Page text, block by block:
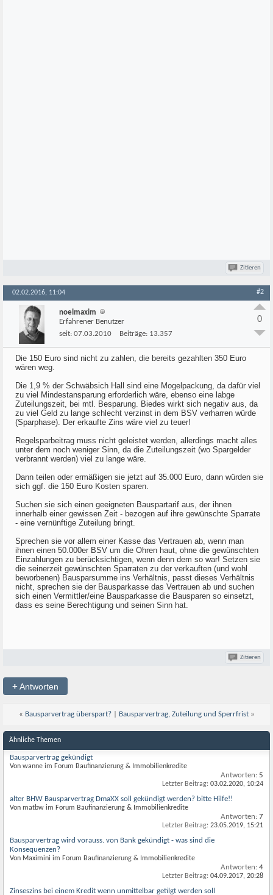
Zitieren
02.02.2016, 11:04 #2
noelmaxim
Erfahrener Benutzer
seit: 07.03.2010 Beiträge: 13.357
0
Die 150 Euro sind nicht zu zahlen, die bereits gezahlten 350 Euro
wären weg.
Die 1,9 % der Schwäbsich Hall sind eine Mogelpackung, da dafür viel
zu viel Mindestansparung erforderlich wäre, ebenso eine labge
Zuteilungszeit, bei mtl. Besparung. Biedes wirkt sich negativ aus, da
zu viel Geld zu lange schlecht verzinst in dem BSV verharren würde
(Sparphase). Der erkaufte Zins wäre viel zu teuer!
Regelsparbeitrag muss nicht geleistet werden, allerdings macht alles
unter dem noch weniger Sinn, da die Zuteilungszeit (wo Spargelder
verbrannt werden) viel zu lange wäre.
Dann teilen oder ermäßigen sie jetzt auf 35.000 Euro, dann würden sie
sich ggf. die 150 Euro Kosten sparen.
Suchen sie sich einen geeigneten Bauspartarif aus, der ihnen
innerhalb einer gewissen Zeit - bezogen auf ihre gewünschte Sparrate
- eine vernünftige Zuteilung bringt.
Sprechen sie vor allem einer Kasse das Vertrauen ab, wenn man
ihnen einen 50.000er BSV um die Ohren haut, ohne die gewünschten
Einzahlungen zu berücksichtigen, wenn denn dem so war! Setzen sie
die seinerzeit gewünschten Sparraten zu der verkauften (und wohl
beworbenen) Bausparsumme ins Verhältnis, passt dieses Verhältnis
nicht, sprechen sie der Bausparkasse das Vertrauen ab und suchen
sich einen Vermittler/eine Bausparkasse die Bausparen so einsetzt,
dass es seine Berechtigung und seinen Sinn hat.
Zitieren
+Antworten
« Bausparvertrag überspart?| Bausparvertrag, Zuteilung und Sperrfrist »
Ähnliche Themen
Bausparvertrag gekündigt
Von wanne im Forum Baufinanzierung & Immobilienkredite
Antworten: 5
Letzter Beitrag: 03.02.2020, 10:24
alter BHW Bausparvertrag DmaXX soll gekündigt werden? bitte Hilfe!!
Von matbw im Forum Baufinanzierung & Immobilienkredite
Antworten: 7
Letzter Beitrag: 23.05.2019, 15:21
Bausparvertrag wird vorauss. von Bank gekündigt - was sind die
Konsequenzen?
Von Maximini im Forum Baufinanzierung & Immobilienkredite
Antworten: 4
Letzter Beitrag: 04.09.2017, 20:28
Zinseszins bei einem Kredit wenn unmittelbar getilgt werden soll